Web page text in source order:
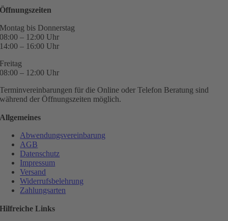
Öffnungszeiten
Montag bis Donnerstag
08:00 – 12:00 Uhr
14:00 – 16:00 Uhr
Freitag
08:00 – 12:00 Uhr
Terminvereinbarungen für die Online oder Telefon Beratung sind
während der Öffnungszeiten möglich.
Allgemeines
Abwendungsvereinbarung
AGB
Datenschutz
Impressum
Versand
Widerrufsbelehrung
Zahlungsarten
Hilfreiche Links